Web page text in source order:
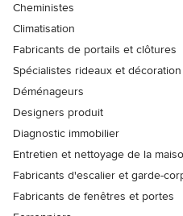
Cheministes
Climatisation
Fabricants de portails et clôtures
Spécialistes rideaux et
Déménageurs
Designers produit
Diagnostic immobilier
Entretien et nettoyage de la
Fabricants d'escalier et garde-
Fabricants de fenêtres et portes